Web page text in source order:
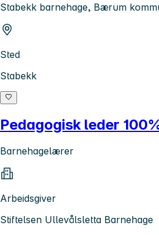
Stabekk barnehage, Bærum
Sted
Stabekk
Pedagogisk leder
Barnehagelærer
Arbeidsgiver
Stiftelsen Ullevålsletta Barnehage